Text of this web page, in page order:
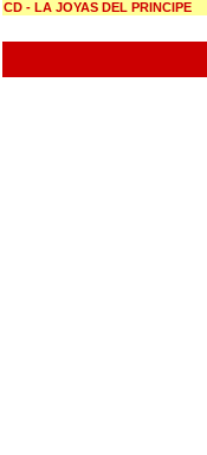
CD - LA JOYAS DEL PRINCIPE